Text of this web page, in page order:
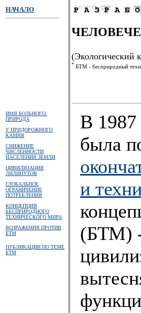
НАЧАЛО
(Экологический
* БТМ - бесприродный
ИМЯ БОЛЬНОГО:
ПРИРОДА
У ПРИДОРОЖНОГО
КАМНЯ
СНИЖЕНИЕ
ЧИСЛЕННОСТИ
НАСЕЛЕНИЯ ЗЕМЛИ
ЦИВИЛИЗАЦИЯ
ЛИЛИПУТОВ
ГЛОБАЛЬНОЕ
ОГРАНИЧЕНИЕ
ПОТРЕБЛЕНИЯ
КОНЦЕПЦИЯ
БЕСПРИРОДНОГО
ТЕХНИЧЕСКОГО МИРА
ВОЗРАЖЕНИЯ ПРОТИВ
БТМ
ПУБЛИКАЦИИ ПО ТЕМЕ
БТМ
В
была
и
(БТМ) -